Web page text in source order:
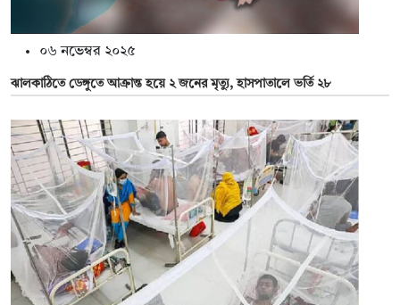
০৬ নভেম্বর ২০২৫
ঝালকাঠিতে ডেঙ্গুতে আক্রান্ত হয়ে ২ জনের মৃত্যু, হাসপাতালে ভর্তি ২৮